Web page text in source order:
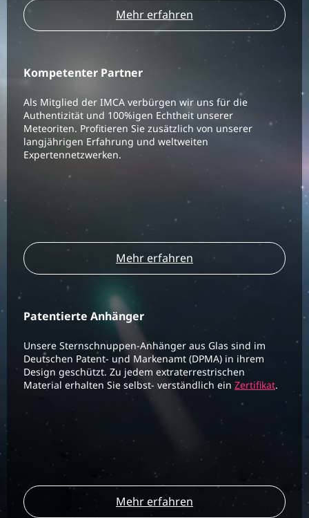
Mehr erfahren
Kompetenter Partner
Als Mitglied der IMCA verbürgen wir uns für die
Authentizität und 100%igen Echtheit unserer
Meteoriten. Profitieren Sie zusätzlich von unserer
langjährigen Erfahrung und weltweiten
Expertennetzwerken.
Mehr erfahren
Patentierte Anhänger
Unsere Sternschnuppen-Anhänger aus Glas sind im
Deutschen Patent- und Markenamt (DPMA) in ihrem
Design geschützt. Zu jedem extraterrestrischen
Material erhalten Sie selbst- verständlich ein Zertifikat.
Mehr erfahren